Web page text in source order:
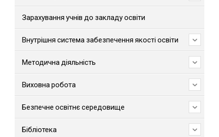
Зарахування учнів до закладу освіти
Внутрішня система забезпечення якості освіти
Методична діяльність
Виховна робота
Безпечне освітнє середовище
Бібліотека